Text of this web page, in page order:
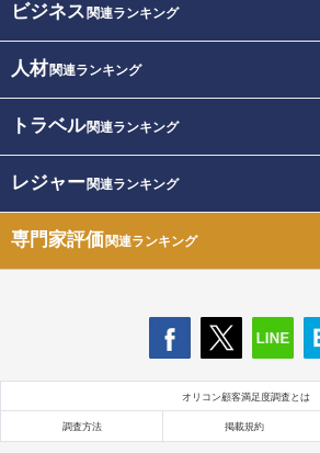
ビジネス 関連ランキング
人材関連ランキング
トラベル関連ランキング
レジャー関連ランキング
専門家評価関連ランキング
オリコン顧客満足度調査とは
調査方法 掲載規約